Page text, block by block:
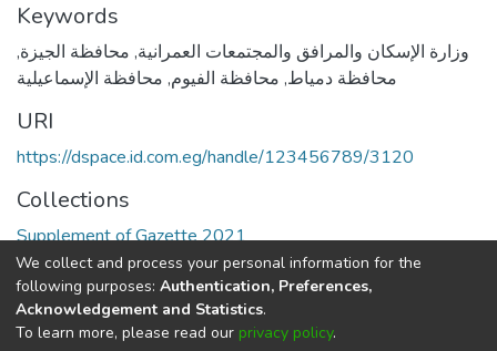
Keywords
وزارة الإسكان والمرافق والمجتمعات العمرانية, محافظة الجيزة,
محافظة دمياط, محافظة الفيوم, محافظة الإسماعيلية
URI
https://dspace.id.com.eg/handle/123456789/3120
Collections
Supplement of Gazette 2021
Full item page
DSpace softwarecopyright © 2002-2026
We collect and process your personal information for the
following purposes: Authentication, Preferences,
Acknowledgement and Statistics.
To learn more, please read our privacy policy.